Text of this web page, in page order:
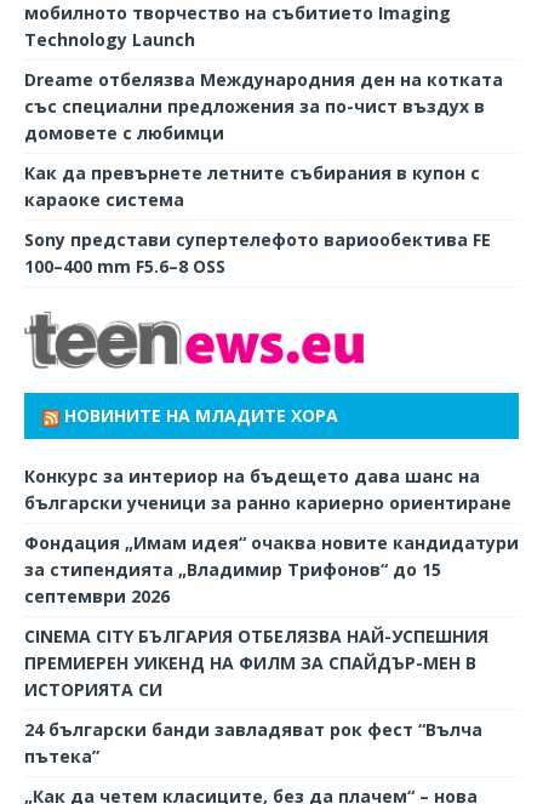
мобилното творчество на събитието Imaging
Technology Launch
Dreame отбелязва Международния ден на котката
със специални предложения за по-чист въздух в
домовете с любимци
Как да превърнете летните събирания в купон с
караоке система
Sony представи супертелефото вариообектива FE
100–400 mm F5.6–8 OSS
НОВИНИТЕ НА МЛАДИТЕ ХОРА
Конкурс за интериор на бъдещето дава шанс на
български ученици за ранно кариерно ориентиране
Фондация „Имам идея“ очаква новите кандидатури
за стипендията „Владимир Трифонов“ до 15
септември 2026
CINEMA CITY БЪЛГАРИЯ ОТБЕЛЯЗВА НАЙ-УСПЕШНИЯ
ПРЕМИЕРЕН УИКЕНД НА ФИЛМ ЗА СПАЙДЪР-МЕН В
ИСТОРИЯТА СИ
24 български банди завладяват рок фест “Вълча
пътека”
„Как да четем класиците, без да плачем“ – нова